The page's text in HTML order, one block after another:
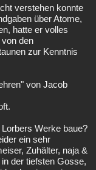
verstehen konnte
über Atome,
hatte er volles
den
zur Kenntnis
von Jacob
Werke baue?
ein sehr
Zuhälter, naja &
der tiefsten Gosse,